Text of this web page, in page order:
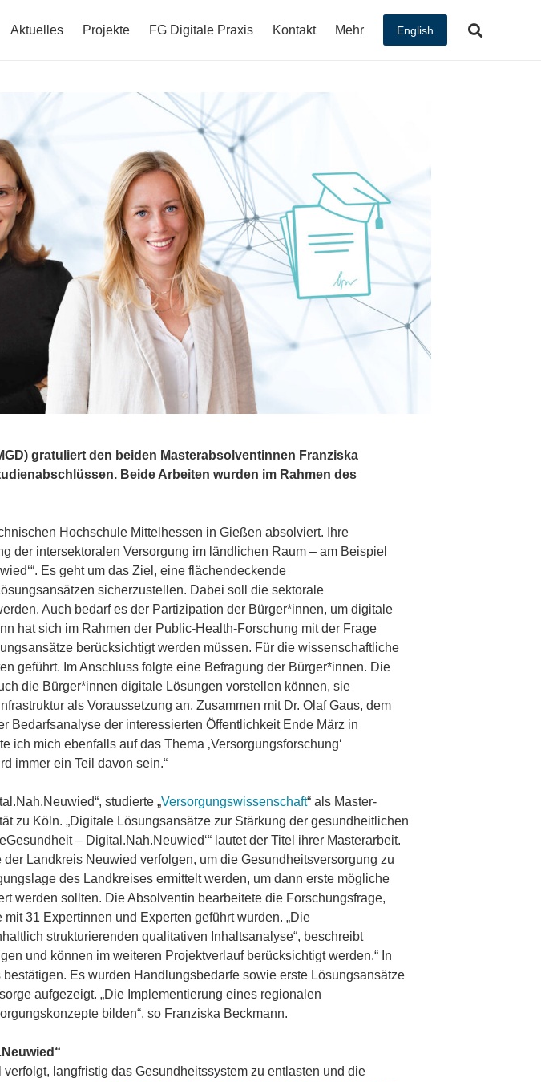
Aktuelles Projekte FG Digitale Praxis Kontakt Mehr English
gratuliert den beiden Masterabsolventinnen Franziska
Beide Arbeiten wurden im Rahmen des
Hochschule Mittelhessen in Gießen absolviert. Ihre
der intersektoralen Versorgung im ländlichen Raum – am Beispiel
Es geht um das Ziel, eine flächendeckende
sicherzustellen. Dabei soll die sektorale
Auch bedarf es der Partizipation der Bürger*innen, um digitale
hat sich im Rahmen der Public-Health-Forschung mit der Frage
berücksichtigt werden müssen. Für die wissenschaftliche
geführt. Im Anschluss folgte eine Befragung der Bürger*innen. Die
die Bürger*innen digitale Lösungen vorstellen können, sie
als Voraussetzung an. Zusammen mit Dr. Olaf Gaus, dem
Bedarfsanalyse der interessierten Öffentlichkeit Ende März in
ich mich ebenfalls auf das Thema ‚Versorgungsforschung‘
immer ein Teil davon sein.“
studierte „Versorgungswissenschaft“ als Master-
zu Köln. „Digitale Lösungsansätze zur Stärkung der gesundheitlichen
– Digital.Nah.Neuwied‘“ lautet der Titel ihrer Masterarbeit.
Landkreis Neuwied verfolgen, um die Gesundheitsversorgung zu
des Landkreises ermittelt werden, um dann erste mögliche
werden sollten. Die Absolventin bearbeitete die Forschungsfrage,
31 Expertinnen und Experten geführt wurden. „Die
strukturierenden qualitativen Inhaltsanalyse“, beschreibt
und können im weiteren Projektverlauf berücksichtigt werden.“ In
Es wurden Handlungsbedarfe sowie erste Lösungsansätze
aufgezeigt. „Die Implementierung eines regionalen
bilden“, so Franziska Beckmann.
langfristig das Gesundheitssystem zu entlasten und die